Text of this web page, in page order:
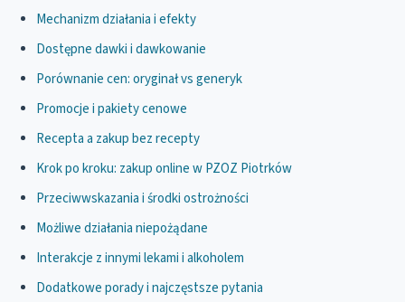
Mechanizm działania i efekty
Dostępne dawki i dawkowanie
Porównanie cen: oryginał vs generyk
Promocje i pakiety cenowe
Recepta a zakup bez recepty
Krok po kroku: zakup online w PZOZ Piotrków
Przeciwwskazania i środki ostrożności
Możliwe działania niepożądane
Interakcje z innymi lekami i alkoholem
Dodatkowe porady i najczęstsze pytania